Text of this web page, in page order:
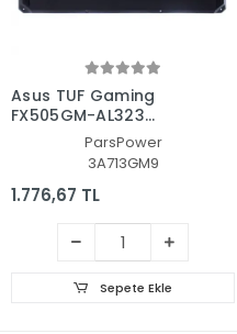
Asus TUF Gaming
FX505GM-AL323
Notebook Alt Kasa -
Laptop AltKasa
ParsPower
3A713GM9
1.776,67 TL
Sepete Ekle